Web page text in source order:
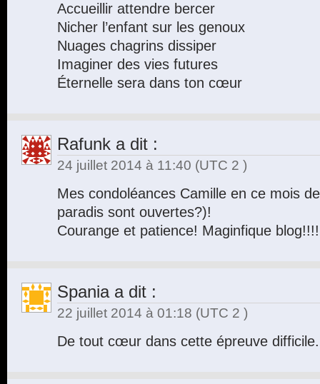
Accueillir attendre bercer
Nicher l’enfant sur les genoux
Nuages chagrins dissiper
Imaginer des vies futures
Éternelle sera dans ton cœur
Rafunk a dit :
24 juillet 2014 à 11:40 (UTC 2 )
Mes condoléances Camille en ce mois
paradis sont ouvertes?)!
Courange et patience! Maginfique blog!!!!
Spaniaa dit :
22 juillet 2014 à 01:18 (UTC 2 )
De tout cœur dans cette épreuve